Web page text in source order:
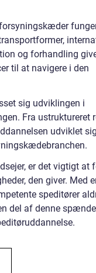
og forhandling
til at navigere i den
sig udviklingen i
Fra ustruktureret
udviklet
er det vigtigt at
den giver. Med
speditører
del af denne